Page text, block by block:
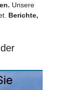
Unsere
Berichte,